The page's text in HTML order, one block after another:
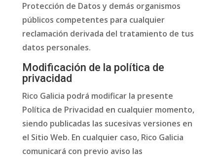
Protección de Datos y demás organismos
públicos competentes para cualquier
reclamación derivada del tratamiento de tus
datos personales.
Modificación de la política de
privacidad
Rico Galicia podrá modificar la presente
Política de Privacidad en cualquier momento,
siendo publicadas las sucesivas versiones en
el Sitio Web. En cualquier caso, Rico Galicia
comunicará con previo aviso las